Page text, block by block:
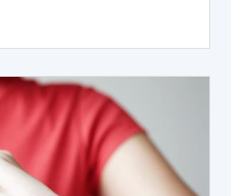
suy tim.